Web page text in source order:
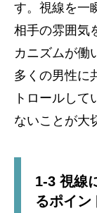
す。視線を一
相手の雰囲気
カニズムが働
多くの男性に
トロールし
ないことが大
1-3 視線
るポイン